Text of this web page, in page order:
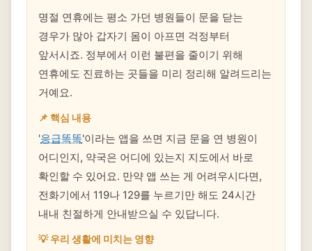
명절 연휴에는 평소 가던 병원들이 문을 닫는
경우가 많아 갑자기 몸이 아프면 걱정부터
앞서시죠. 정부에서 이런 불편을 줄이기 위해
연휴에도 진료하는 곳들을 미리 정리해 알려드리는
거예요.
📌 핵심 내용
'응급똑똑'이라는 앱을 쓰면 지금 문을 연 병원이
어디인지, 약국은 어디에 있는지 지도에서 바로
확인할 수 있어요. 만약 앱 쓰는 게 어려우시다면,
전화기에서 119나 129를 누르기만 해도 24시간
내내 친절하게 안내받으실 수 있답니다.
💡 우리 생활에 미치는 영향